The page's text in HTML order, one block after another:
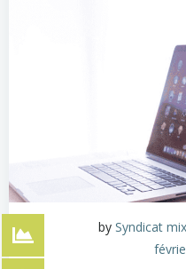
by Syndicat